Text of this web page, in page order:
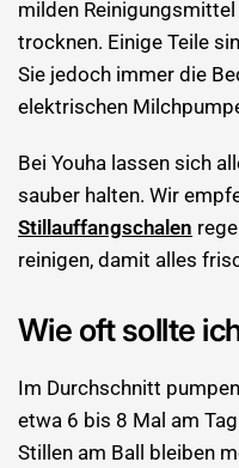
milden
trocknen. Einige Teile
Sie jedoch immer die
elektrischen
Bei Youha lassen sich
sauber halten. Wir
Stillauffangschalen
reinigen, damit alles
Wie oft sollte
Im Durchschnitt
etwa 6 bis 8 Mal am
Stillen am Ball bleiben